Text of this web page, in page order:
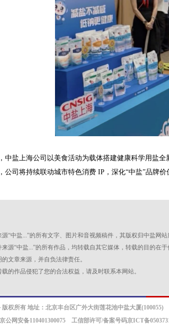
盐上海公司以美食活动为载体搭建健康科学用盐全
公司将持续联动城市特色消费 IP，深化“中盐”品牌
“中盐...”的所有文字、图片和音视频稿件，其版权归中盐网
来源“中盐...”的所有作品，均转载自其它媒体，转载的目的
文章来源，并自负法律责任。
的作品侵犯了您的合法权益，请及时联系本网站。
权所有 地址：北京丰台区广外大街莲花池中盐大厦(100055)
公网安备110401300075 工信部许可/备案号码京ICT备